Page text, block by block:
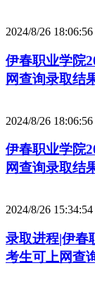
2024/8/26 18:06:56
伊春职业学院
网查询录取结
2024/8/26 18:06:56
伊春职业学院
网查询录取结
2024/8/26 15:34:54
录取进程|伊春
考生可上网查